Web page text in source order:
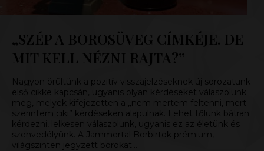
„SZÉP A BOROSÜVEG CÍMKÉJE. DE
MIT KELL NÉZNI RAJTA?”
Nagyon örültünk a pozitív visszajelzéseknek új sorozatunk
első cikke kapcsán, ugyanis olyan kérdéseket válaszolunk
meg, melyek kifejezetten a „nem mertem feltenni, mert
szerintem ciki” kérdéseken alapulnak. Lehet tőlünk bátran
kérdezni, lelkesen válaszolunk, ugyanis ez az életünk és
szenvedélyünk. A Jammertal Borbirtok prémium,
világszinten jegyzett borokat…